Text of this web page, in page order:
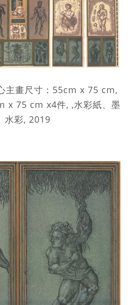
主畫尺寸：55cm x 75 cm,
x 75 cm x4件, ,水彩紙、墨
水彩, 2019